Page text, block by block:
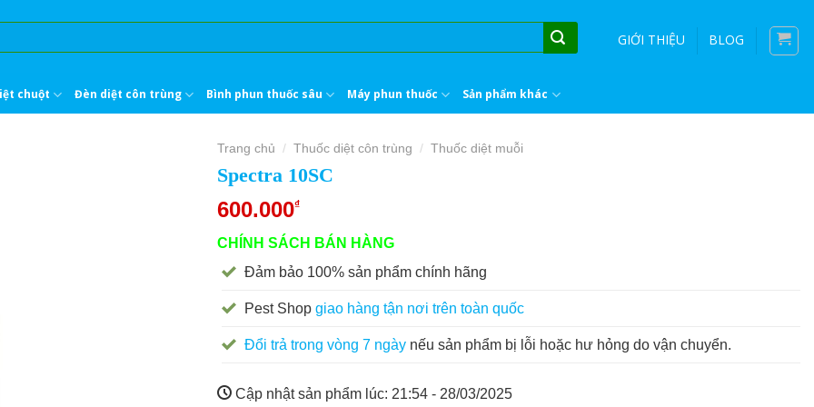
GIỚI THIỆU BLOG
chuột Đèn diệt côn trùng Bình phun thuốc sâu Máy phun thuốc Sản phẩm khác
Trang chủ / Thuốc diệt côn trùng / Thuốc diệt muỗi
Spectra 10SC
600.000₫
CHÍNH SÁCH BÁN HÀNG
Đảm bảo 100% sản phẩm chính hãng
Pest Shop giao hàng tận nơi trên toàn quốc
Đổi trả trong vòng 7 ngày nếu sản phẩm bị lỗi hoặc hư hỏng do vận chuyển.
Cập nhật sản phẩm lúc: 21:54 - 28/03/2025